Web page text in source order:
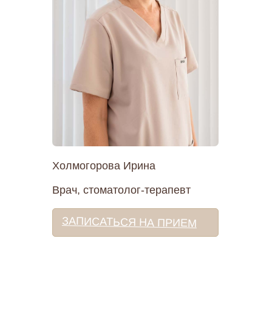
Холмогорова Ирина
Врач, стоматолог-терапевт
ЗАПИСАТЬСЯ НА ПРИЕМ